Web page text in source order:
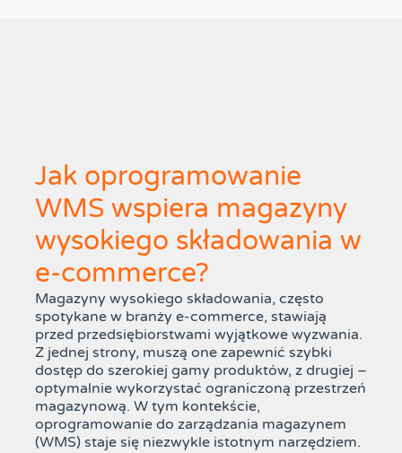
Jak oprogramowanie
WMS wspiera magazyny
wysokiego składowania w
e-commerce?
Magazyny wysokiego składowania, często
spotykane w branży e-commerce, stawiają
przed przedsiębiorstwami wyjątkowe wyzwania.
Z jednej strony, muszą one zapewnić szybki
dostęp do szerokiej gamy produktów, z drugiej –
optymalnie wykorzystać ograniczoną przestrzeń
magazynową. W tym kontekście,
oprogramowanie do zarządzania magazynem
(WMS) staje się niezwykle istotnym narzędziem.